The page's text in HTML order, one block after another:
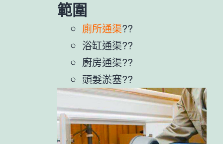
範圍
廁所通渠??
浴缸通渠??
廚房通渠??
頭髮淤塞??